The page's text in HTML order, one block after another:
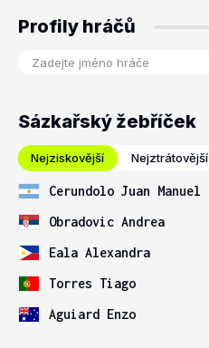
Profily hráčů
Sázkařský žebříček
Nejziskovější Nejztrátovější
Cerundolo Juan Manuel
Obradovic Andrea
Eala Alexandra
Torres Tiago
Aguiard Enzo